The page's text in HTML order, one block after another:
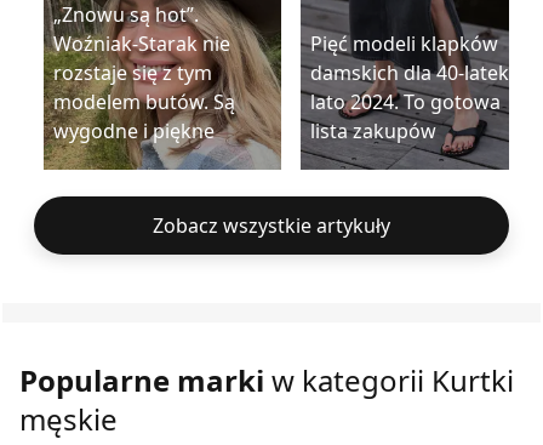
„Znowu są hot”.
Woźniak-Starak nie
rozstaje się z tym
modelem butów. Są
wygodne i piękne
Pięć modeli klapków
damskich dla 40-latek na
lato 2024. To gotowa
lista zakupów
Zobacz wszystkie artykuły
Popularne marki w kategorii Kurtki
męskie